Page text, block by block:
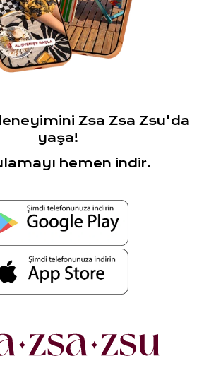
Zsa Zsa Zsu'da
yaşa!
hemen indir.